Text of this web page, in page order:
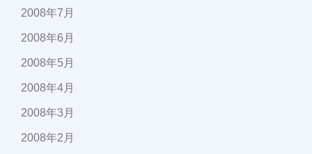
2008年7月
2008年6月
2008年5月
2008年4月
2008年3月
2008年2月